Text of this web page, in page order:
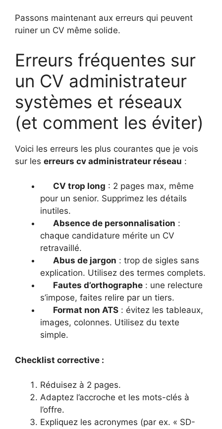
Passons maintenant aux erreurs qui peuvent
ruiner un CV même solide.
Erreurs fréquentes sur
un CV administrateur
systèmes et réseaux
(et comment les éviter)
Voici les erreurs les plus courantes que je vois
sur les erreurs cv administrateur réseau :
CV trop long : 2 pages max, même
pour un senior. Supprimez les détails
inutiles.
Absence de personnalisation :
chaque candidature mérite un CV
retravaillé.
Abus de jargon : trop de sigles sans
explication. Utilisez des termes complets.
Fautes d’orthographe : une relecture
s’impose, faites relire par un tiers.
Format non ATS : évitez les tableaux,
images, colonnes. Utilisez du texte
simple.
Checklist corrective :
Réduisez à 2 pages.
Adaptez l’accroche et les mots-clés à
l’offre.
Expliquez les acronymes (par ex. « SD-